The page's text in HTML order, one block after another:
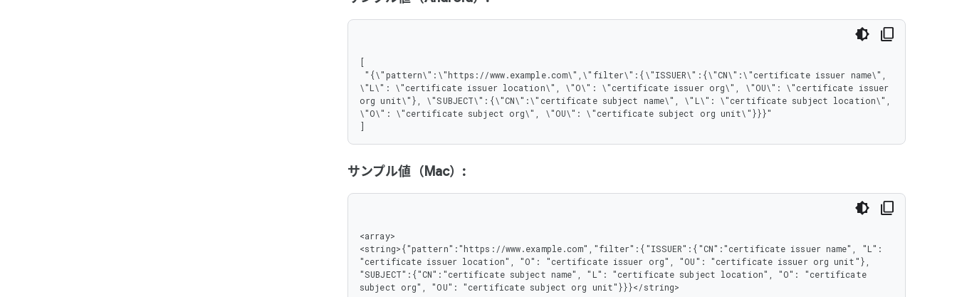
[
\"L\": \"certificate issuer location\", \"O\": \"certificate issuer org\", \"OU\": \"certificate issuer
org unit\"}, \"SUBJECT\":{\"CN\":\"certificate subject name\", \"L\": \"certificate subject location\",
\"O\": \"certificate subject org\", \"OU\": \"certificate subject org unit\"}}}"
]
サンプル値（Mac）:
<array>
<string>{"pattern":"https://www.example.com","filter":{"ISSUER":{"CN":"certificate issuer name", "L":
"certificate issuer location", "O": "certificate issuer org", "OU": "certificate issuer org unit"},
"SUBJECT":{"CN":"certificate subject name", "L": "certificate subject location", "O": "certificate
subject org", "OU": "certificate subject org unit"}}}</string>